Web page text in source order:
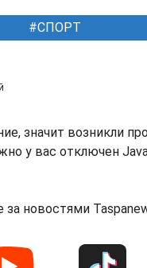
СПОРТ
значит возникли
у вас отключен
за новостями